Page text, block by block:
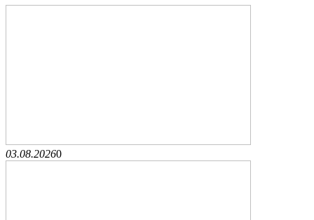
03.08.20260